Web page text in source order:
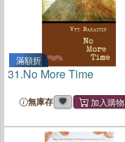
滿額折
31.No More Time
無庫存